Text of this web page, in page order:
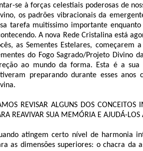
se à forças celestiais poderosas de
os padrões vibracionais da
tarefa muitíssimo importante
A nova Rede Cristalina está
as Sementes Estelares,
do Fogo Sagrado/Projeto Divino
ao mundo da forma. Esta é a sua
preparando durante esses anos
REVISAR ALGUNS DOS
REAVIVAR SUA MEMÓRIA E AJUDÁ-LOS
atingem certo nível de harmonia
as dimensões superiores: o chacra da